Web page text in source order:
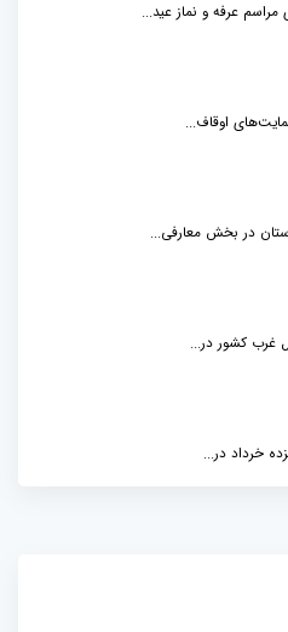
مراسم عرفه و نماز عید...
اوقاف...
در بخش معارفی...
غرب کشور در...
خرداد در...